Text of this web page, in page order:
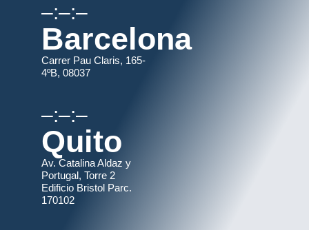
–:–:–
Barcelona
Carrer Pau Claris, 165-
4ºB, 08037
–:–:–
Quito
Av. Catalina Aldaz y
Portugal, Torre 2
Edificio Bristol Parc.
170102